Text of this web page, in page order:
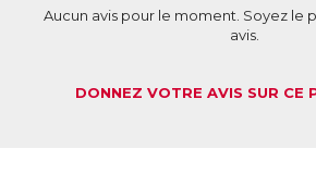
Aucun avis pour le moment. Soyez le
avis.
DONNEZ VOTRE AVIS SUR CE